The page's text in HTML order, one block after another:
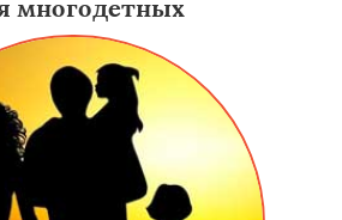
многодетных